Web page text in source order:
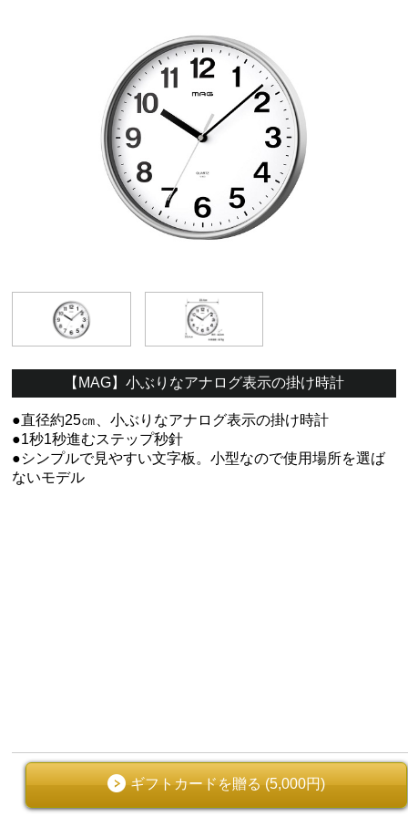
【MAG】小ぶりなアナログ表示の掛け時計
●直径約25㎝、小ぶりなアナログ表示の掛け時計
●1秒1秒進むステップ秒針
●シンプルで見やすい文字板。小型なので使用場所を選ば
ないモデル
ギフトカードを贈る (5,000円)